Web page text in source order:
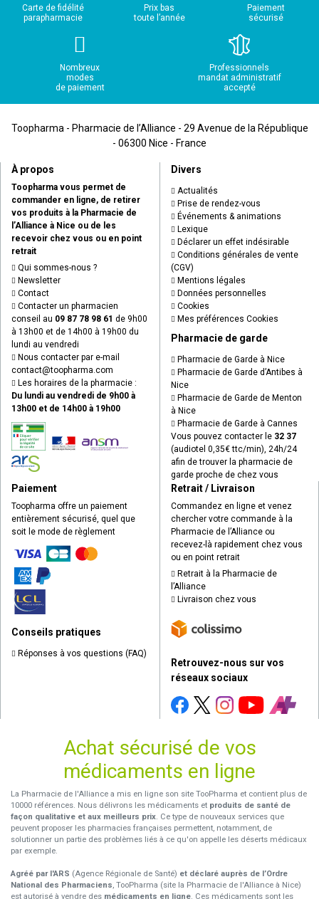
Carte de fidélité
parapharmacie
Prix bas
toute l’année
Paiement
sécurisé
Nombreux
modes
de paiement
Professionnels
mandat administratif
accepté
Toopharma - Pharmacie de l’Alliance - 29 Avenue de la République
- 06300 Nice - France
À propos
Toopharma vous permet de
commander en ligne, de retirer
vos produits à la Pharmacie de
l’Alliance à Nice ou de les
recevoir chez vous ou en point
retrait
Qui sommes-nous ?
Newsletter
Contact
Contacter un pharmacien
conseil au 09 87 78 98 61 de 9h00
à 13h00 et de 14h00 à 19h00 du
lundi au vendredi
Nous contacter par e-mail
contact@toopharma.com
Les horaires de la pharmacie :
Du lundi au vendredi de 9h00 à
13h00 et de 14h00 à 19h00
Divers
Actualités
Prise de rendez-vous
Événements & animations
Lexique
Déclarer un effet indésirable
Conditions générales de vente
(CGV)
Mentions légales
Données personnelles
Cookies
Mes préférences Cookies
Pharmacie de garde
Pharmacie de Garde à Nice
Pharmacie de Garde d’Antibes à
Nice
Pharmacie de Garde de Menton
à Nice
Pharmacie de Garde à Cannes
Vous pouvez contacter le 32 37
(audiotel 0,35€ ttc/min), 24h/24
afin de trouver la pharmacie de
garde proche de chez vous
Paiement
Toopharma offre un paiement
entièrement sécurisé, quel que
soit le mode de règlement
Conseils pratiques
Réponses à vos questions (FAQ)
Retrait / Livraison
Commandez en ligne et venez
chercher votre commande à la
Pharmacie de l’Alliance ou
recevez-là rapidement chez vous
ou en point retrait
Retrait à la Pharmacie de
l’Alliance
Livraison chez vous
Retrouvez-nous sur vos
réseaux sociaux
Achat sécurisé de vos
médicaments en ligne
La Pharmacie de l'Alliance a mis en ligne son site TooPharma et contient plus de
10000 références. Nous délivrons les médicaments et produits de santé de
façon qualitative et aux meilleurs prix. Ce type de nouveaux services que
peuvent proposer les pharmacies françaises permettent, notamment, de
solutionner un partie des problèmes liés à ce qu'on appelle les déserts médicaux
par exemple.
Agréé par l'ARS (Agence Régionale de Santé) et déclaré auprès de l’Ordre
National des Pharmaciens, TooPharma (site la Pharmacie de l'Alliance à Nice)
est autorisé à vendre des médicaments en ligne. Ces médicaments sont les